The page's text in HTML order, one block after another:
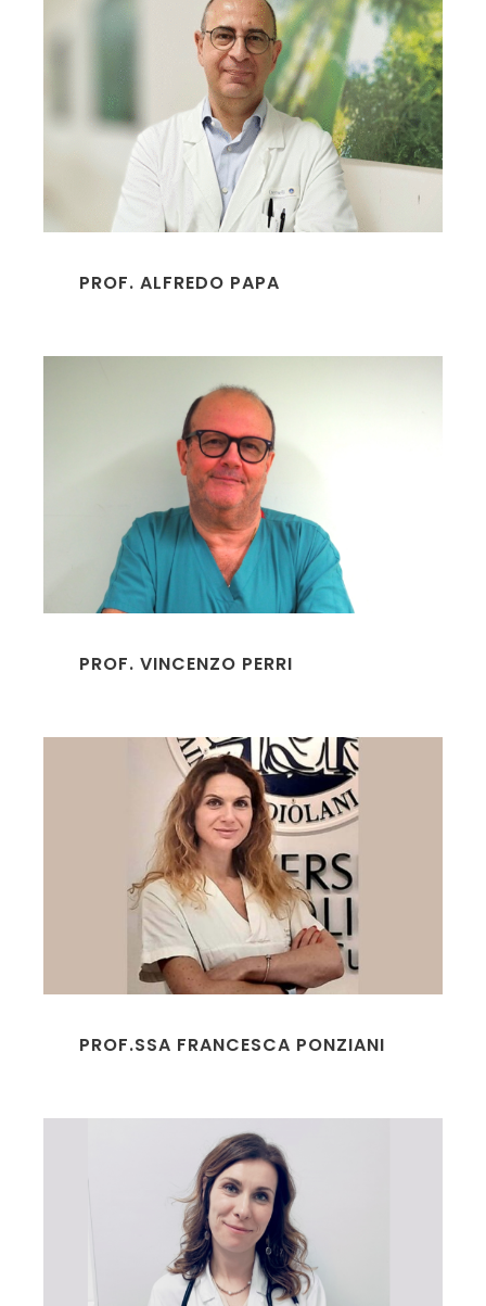
PROF. ALFREDO PAPA
PROF. VINCENZO PERRI
PROF.SSA FRANCESCA PONZIANI